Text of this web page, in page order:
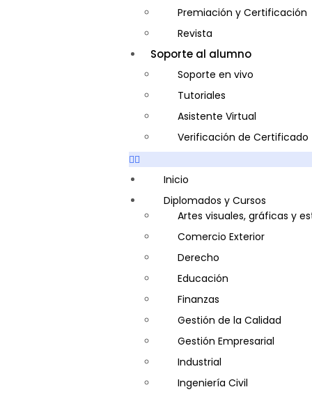
Gastronomía
Gestor de Crédito y
Guía de Turismo
Inglés Americano
Marketing y Publicidad
Medio Ambiente y Seguridad
Plataforma Bancaria y
Secretaria Corporativo
Telemarketing
Ventas de Productos y
Visitador Médico
Premiación y Certificación
Revista
Soporte al alumno
Soporte en vivo
Tutoriales
Asistente Virtual
Verificación de Certificado
Inicio
Diplomados y Cursos
Artes visuales, gráficas y
Comercio Exterior
Derecho
Educación
Finanzas
Gestión de la Calidad
Gestión Empresarial
Industrial
Ingeniería Civil